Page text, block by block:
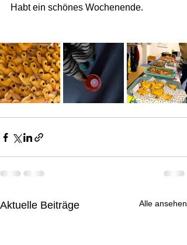
Habt ein schönes Wochenende.
Aktuelle Beiträge Alle ansehen